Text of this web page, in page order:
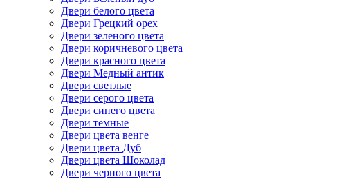
Двери белого цвета
Двери Грецкий орех
Двери зеленого цвета
Двери коричневого цвета
Двери красного цвета
Двери Медный антик
Двери светлые
Двери серого цвета
Двери синего цвета
Двери темные
Двери цвета венге
Двери цвета Дуб
Двери цвета Шоколад
Двери черного цвета